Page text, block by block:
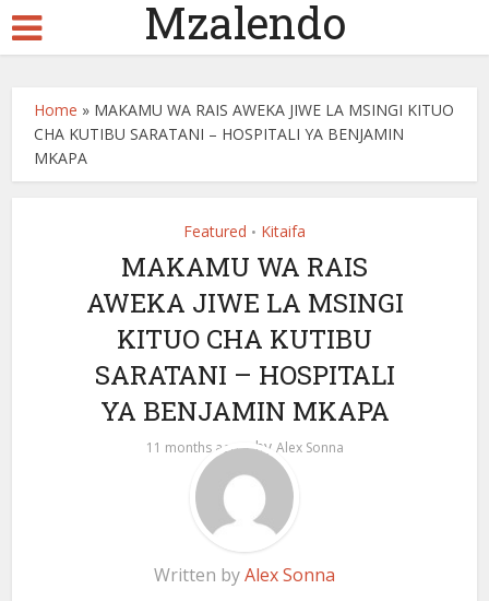
Mzalendo
Home » MAKAMU WA RAIS AWEKA JIWE LA MSINGI KITUO
CHA KUTIBU SARATANI – HOSPITALI YA BENJAMIN
MKAPA
Featured • Kitaifa
MAKAMU WA RAIS
AWEKA JIWE LA MSINGI
KITUO CHA KUTIBU
SARATANI – HOSPITALI
YA BENJAMIN MKAPA
11 months ago by Alex Sonna
Written byAlex Sonna